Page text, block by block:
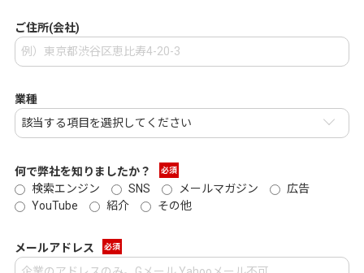
ご住所(会社)
業種
何で弊社を知りましたか？ 必須
検索エンジン SNS メールマガジン
広告
YouTube
紹介 その他
メールアドレス 必須